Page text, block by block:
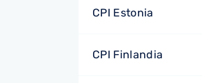
CPI Estonia
CPI Finlandia